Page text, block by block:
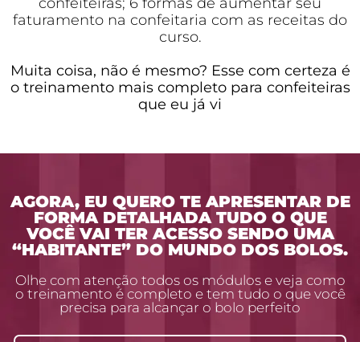
faturamento na confeitaria com as receitas do
curso.
Muita coisa, não é mesmo? Esse com certeza é
o treinamento mais completo para confeiteiras
que eu já vi
AGORA, EU QUERO TE APRESENTAR DE
FORMA DETALHADA TUDO O QUE
VOCÊ VAI TER ACESSO SENDO UMA
“HABITANTE” DO MUNDO DOS BOLOS.
Olhe com atenção todos os módulos e veja como
o treinamento é completo e tem tudo o que você
precisa para alcançar o bolo perfeito